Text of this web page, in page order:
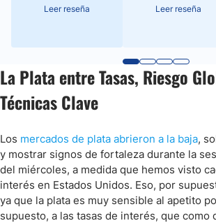
Leer reseña Leer reseña
La Plata entre Tasas, Riesgo
Técnicas Clave
Los mercados de plata abrieron a la baja,
y mostrar signos de fortaleza durante la
del miércoles, a medida que hemos visto
interés en Estados Unidos. Eso, por
ya que la plata es muy sensible al apetito
supuesto, a las tasas de interés, que como